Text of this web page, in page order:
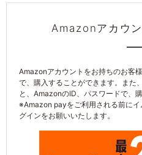
Amazonアカウ